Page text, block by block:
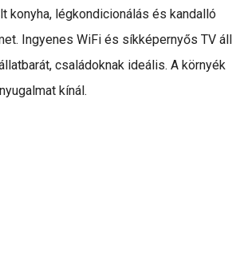
konyha, légkondicionálás és kandalló
Ingyenes WiFi és síkképernyős TV áll
családoknak ideális. A környék
kínál.